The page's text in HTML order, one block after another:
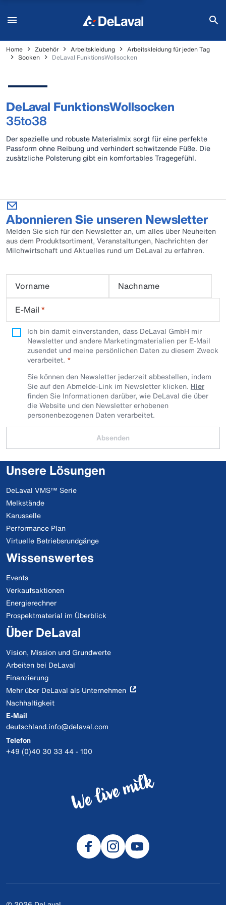
Home Zubehör Arbeitskleidung
Arbeitskleidung für jeden Tag
Socken
DeLaval FunktionsWollsocken
DeLaval FunktionsWollsocken
35to38
Der spezielle und robuste Materialmix sorgt für eine perfekte
Passform ohne Reibung und verhindert schwitzende Füße. Die
zusätzliche Polsterung gibt ein komfortables Tragegefühl.
Abonnieren Sie unseren Newsletter
Melden Sie sich für den Newsletter an, um alles über Neuheiten
aus dem Produktsortiment, Veranstaltungen, Nachrichten der
Milchwirtschaft und Aktuelles rund um DeLaval zu erfahren.
Vorname
Nachname
E-Mail *
Ich bin damit einverstanden, dass DeLaval GmbH mir
Newsletter und andere Marketingmaterialien per E-Mail
zusendet und meine persönlichen Daten zu diesem Zweck
verarbeitet.
Sie können den Newsletter jederzeit abbestellen, indem
Sie auf den Abmelde-Link im Newsletter klicken. Hier
finden Sie Informationen darüber, wie DeLaval die über
die Website und den Newsletter erhobenen
personenbezogenen Daten verarbeitet.
Absenden
Unsere Lösungen
DeLaval VMS™ Serie
Melkstände
Karusselle
Performance Plan
Virtuelle Betriebsrundgänge
Wissenswertes
Events
Verkaufsaktionen
Energierechner
Prospektmaterial im Überblick
Über DeLaval
Vision, Mission und Grundwerte
Arbeiten bei DeLaval
Finanzierung
Mehr über DeLaval als Unternehmen
Nachhaltigkeit
E-Mail
deutschland.info@delaval.com
Telefon
+49 (0)40 30 33 44 - 100